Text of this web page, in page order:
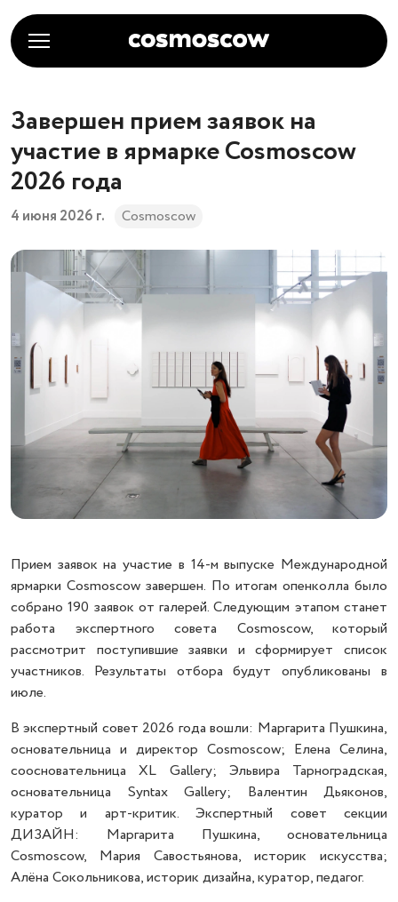
Завершен прием заявок на
участие в ярмарке Cosmoscow
2026 года
4 июня 2026 г. Cosmoscow
Прием заявок на участие в 14-м выпуске Международной
ярмарки Cosmoscow завершен. По итогам опенколла было
собрано 190 заявок от галерей. Следующим этапом станет
работа экспертного совета Cosmoscow, который
рассмотрит поступившие заявки и сформирует список
участников. Результаты отбора будут опубликованы в
июле.
В экспертный совет 2026 года вошли: Маргарита Пушкина,
основательница и директор Cosmoscow; Елена Селина,
соосновательница XL Gallery; Эльвира Тарноградская,
основательница Syntax Gallery; Валентин Дьяконов,
куратор и арт-критик. Экспертный совет секции
ДИЗАЙН: Маргарита Пушкина, основательница
Cosmoscow, Мария Савостьянова, историк искусства;
Алёна Сокольникова, историк дизайна, куратор, педагог.